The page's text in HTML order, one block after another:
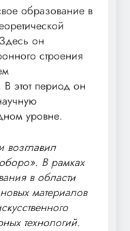
образование в
он
строения
этот период он
уровне.
возглавил
В рамках
в области
материалов
технологий.